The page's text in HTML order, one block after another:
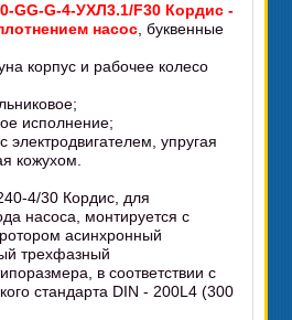
GG-G-4-УХЛ3.1/F30 Кордис -
насос , буквенные
корпус и рабочее колесо
исполнение;
упругая
кожухом.
4/30 Кордис, для
насоса, монтируется с
асинхронный
трехфазный
в соответствии с
стандарта DIN - 200L4 (300